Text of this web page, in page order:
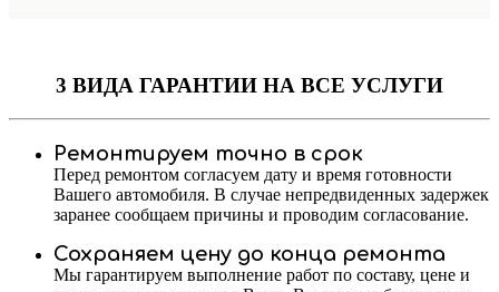
3 ВИДА ГАРАНТИИ НА ВСЕ УСЛУГИ
Ремонтируем точно в срок
Перед ремонтом согласуем дату и время готовности
Вашего автомобиля. В случае непредвиденных задержек
заранее сообщаем причины и проводим согласование.
Сохраняем цену до конца ремонта
Мы гарантируем выполнение работ по составу, цене и